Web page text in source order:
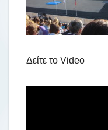
Δείτε το Video